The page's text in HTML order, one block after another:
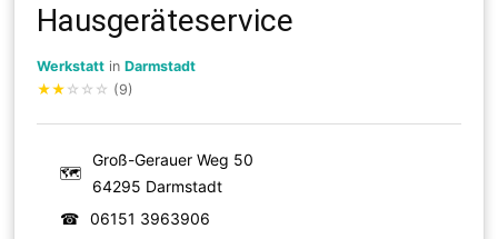
Hausgeräteservice
Werkstatt inDarmstadt
★★ ☆ ☆ ☆ (9)
🗺
Groß-Gerauer Weg 50
64295 Darmstadt
☎
06151 3963906